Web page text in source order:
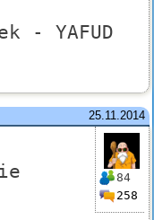
- YAFUD
25.11.2014
84
258